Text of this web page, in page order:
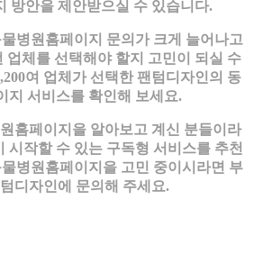
방안을 제안받으실 수 있습니다.
병원홈페이지 문의가 크게 늘어나고
업체를 선택해야 할지 고민이 되실 수
여 업체가 선택한 팬텀디자인의 동
지 서비스를 확인해 보세요.
홈페이지을 알아보고 계신 분들이라
시작할 수 있는 구독형 서비스를 추천
병원홈페이지을 고민 중이시라면 부
디자인에 문의해 주세요.